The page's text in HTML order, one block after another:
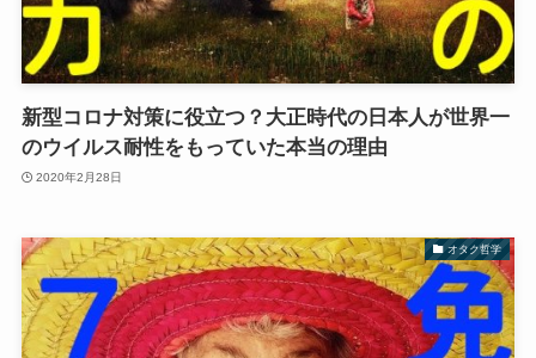
新型コロナ対策に役立つ？大正時代の日本人が世界一
のウイルス耐性をもっていた本当の理由
2020年2月28日
オタク哲学